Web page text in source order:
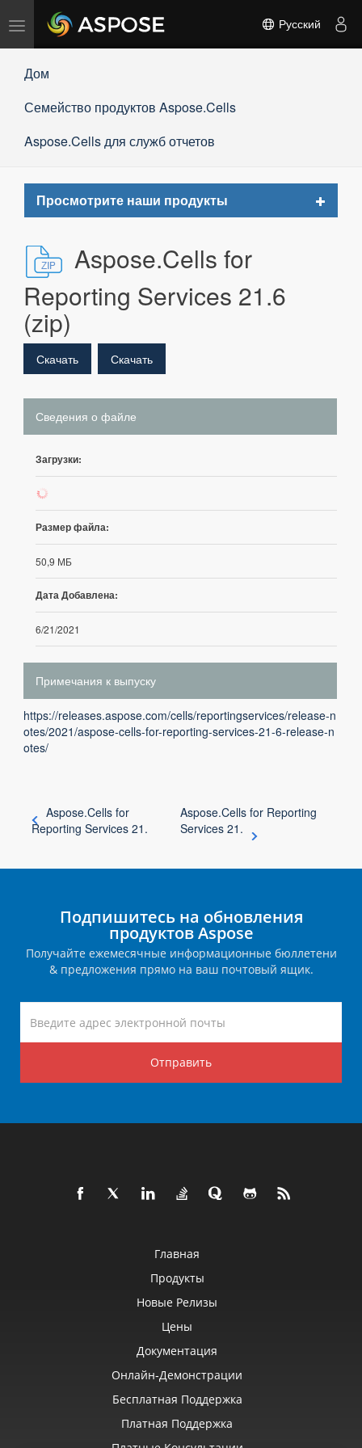
Переключить
навигацию
Русский
Дом
Семейство продуктов Aspose.Cells
Aspose.Cells для служб отчетов
Просмотрите наши продукты
Toggle
Aspose.Cells for
Reporting Services 21.6
(zip)
Скачать Скачать
Сведения о файле
Загрузки:
2
Размер файла:
50,9 МБ
Дата Добавлена:
6/21/2021
Примечания к выпуску
https://releases.aspose.com/cells/reportingservices/release-n
otes/2021/aspose-cells-for-reporting-services-21-6-release-n
otes/
Aspose.Cells for
Reporting Services 21.
Aspose.Cells for Reporting
Services 21.
Подпишитесь на обновления
продуктов Aspose
Получайте ежемесячные информационные бюллетени
& предложения прямо на ваш почтовый ящик.
Отправить
Главная
Продукты
Новые Релизы
Цены
Документация
Онлайн‑демонстрации
Бесплатная Поддержка
Платная Поддержка